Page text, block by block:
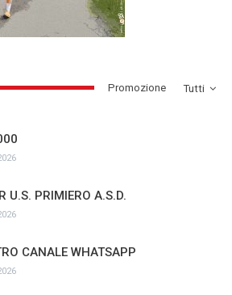
Tutti
­Promozione
U.S. PRIMIERO A.S.D.
CANALE WHATSAPP